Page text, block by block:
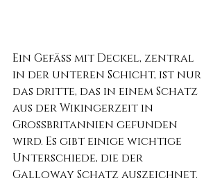
Ein Gefäß mit Deckel, zentral
in der unteren Schicht, ist nur
das dritte, das in einem Schatz
aus der Wikingerzeit in
Großbritannien gefunden
wird. Es gibt einige wichtige
Unterschiede, die der
Galloway Schatz auszeichnet.